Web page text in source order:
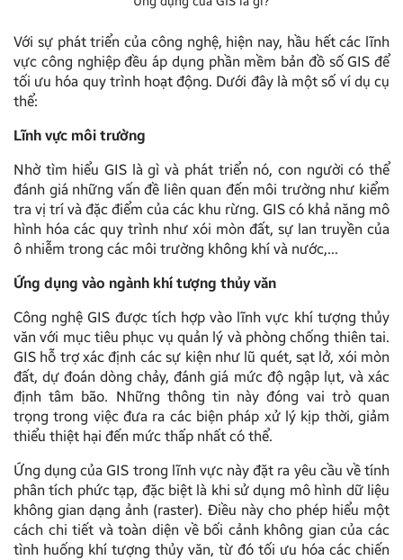
Với sự phát triển của công nghệ, hiện nay, hầu hết các lĩnh
vực công nghiệp đều áp dụng phần mềm bản đồ số GIS để
tối ưu hóa quy trình hoạt động. Dưới đây là một số ví dụ cụ
thể:
Lĩnh vực môi trường
Nhờ tìm hiểu GIS là gì và phát triển nó, con người có thể
đánh giá những vấn đề liên quan đến môi trường như kiểm
tra vị trí và đặc điểm của các khu rừng. GIS có khả năng mô
hình hóa các quy trình như xói mòn đất, sự lan truyền của
ô nhiễm trong các môi trường không khí và nước,…
Ứng dụng vào ngành khí tượng thủy văn
Công nghệ GIS được tích hợp vào lĩnh vực khí tượng thủy
văn với mục tiêu phục vụ quản lý và phòng chống thiên tai.
GIS hỗ trợ xác định các sự kiện như lũ quét, sạt lở, xói mòn
đất, dự đoán dòng chảy, đánh giá mức độ ngập lụt, và xác
định tâm bão. Những thông tin này đóng vai trò quan
trọng trong việc đưa ra các biện pháp xử lý kịp thời, giảm
thiểu thiệt hại đến mức thấp nhất có thể.
Ứng dụng của GIS trong lĩnh vực này đặt ra yêu cầu về tính
phân tích phức tạp, đặc biệt là khi sử dụng mô hình dữ liệu
không gian dạng ảnh (raster). Điều này cho phép hiểu một
cách chi tiết và toàn diện về bối cảnh không gian của các
tình huống khí tượng thủy văn, từ đó tối ưu hóa các chiến